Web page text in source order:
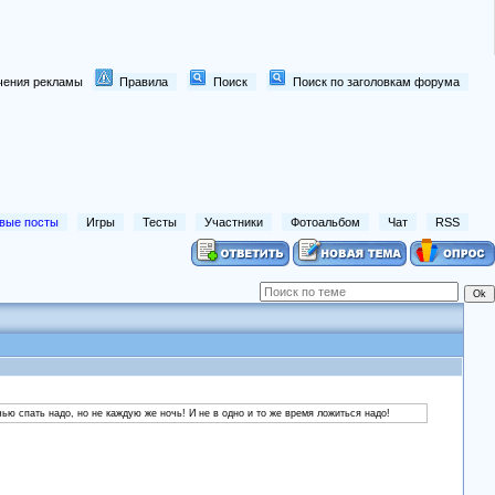
рекламы Правила Поиск Поиск по заголовкам форума
посты Игры Тесты Участники Фотоальбом Чат RSS
спать надо, но не каждую же ночь! И не в одно и то же время ложиться надо!